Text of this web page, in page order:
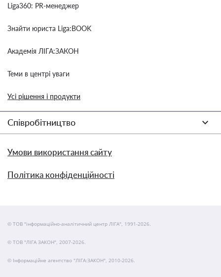
Liga360: PR-менеджер
Знайти юриста Liga:BOOK
Академія ЛІГА:ЗАКОН
Теми в центрі уваги
Усі рішення і продукти
Співробітництво
Умови використання сайту
Політика конфіденційності
© ТОВ "інформаційно-аналітичний центр ЛІГА", 1991-2026.
© ТОВ "ЛІГА ЗАКОН", 2007-2026.
© Інформаційне агентство "ЛІГА:ЗАКОН", 2010-2026.